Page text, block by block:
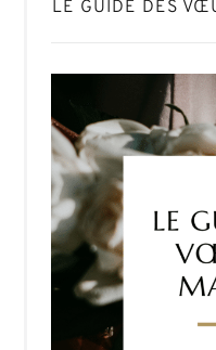
LE GUIDE DES